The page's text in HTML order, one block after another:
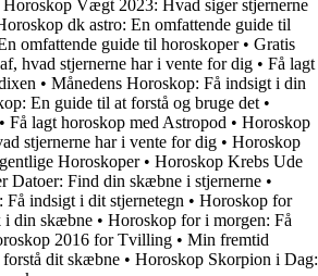
Horoskop Vægt 2023: Hvad siger stjernerne
dk astro: En omfattende guide til
omfattende guide til horoskoper• Gratis
hvad stjernerne har i vente for dig • Få lagt
• Månedens Horoskop: Få indsigt i din
En guide til at forstå og bruge det •
• Få lagt horoskop med Astropod • Horoskop
stjernerne har i vente for dig • Horoskop
Horoskoper• Horoskop Krebs Ude
Datoer: Find din skæbne i stjernerne •
indsigt i dit stjernetegn • Horoskop for
i din skæbne • Horoskop for i morgen: Få
2016 for Tvilling • Min fremtid
dit skæbne • Horoskop Skorpion i Dag: